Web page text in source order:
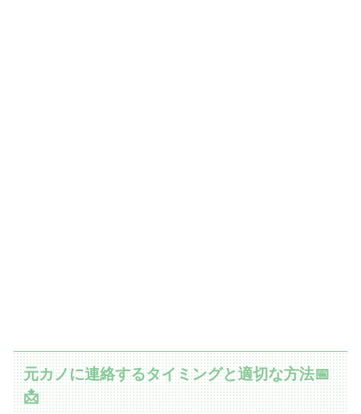
元カノに連絡するタイミングと適切な方法📅
📩